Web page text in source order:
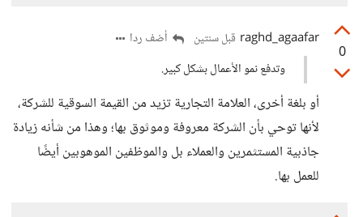
0
raghd_agaafar قبل سنتين
أضف ردا
وتدفع نمو الأعمال بشكل كبير.
أو بلغة أخرى، العلامة التجارية تزيد من القيمة السوقية للشركة،
لأنها توحي بأن الشركة معروفة وموثوق بها؛ وهذا من شأنه زيادة
جاذبية المستثمرين والعملاء بل والموظفين الموهوبين أيضًا
للعمل بها.